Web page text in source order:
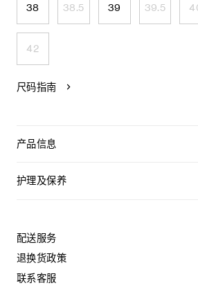
38 38.5 39 39.5
42
尺码指南
产品信息
100%羊皮革衬里
便鞋
薄软垫皮革内底
皮革外底
意大利制造
编号：364783767C.01BC
护理及保养
泽。为了让您的鞋履历久弥新，我们建议
法：
- 避免接触水、油、香水和化妆品。如果
浅色软布将液体擦干。
配送服务
退换货政策
联系客服